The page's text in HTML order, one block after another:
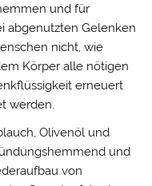
und für
abgenutzten Gelenken
nicht, wie
Körper alle nötigen
erneuert
werden.
Olivenöl und
und
von